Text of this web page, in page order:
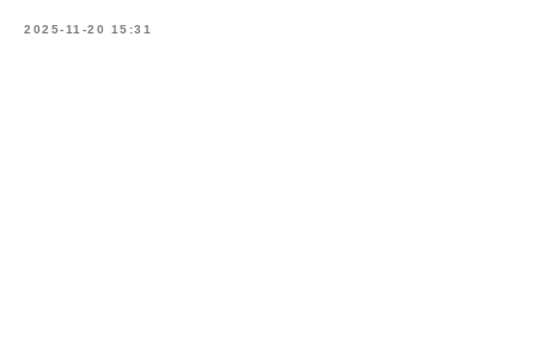
2025-11-20 15:31